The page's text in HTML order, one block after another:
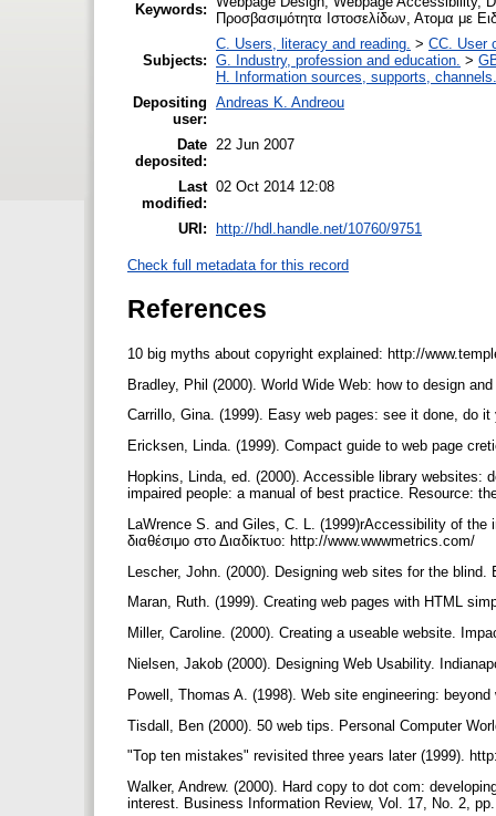
Keywords:
Προσβασιμότητα Ιστοσελίδων, Ατομα με
Subjects:
C. Users, literacy and reading. > CC. User
G. Industry, profession and education. >
H. Information sources, supports, channels.
Depositing
user:
Andreas K. Andreou
Date
deposited:
22 Jun 2007
Last
modified:
02 Oct 2014 12:08
URI: http://hdl.handle.net/10760/9751
Check full metadata for this record
References
10 big myths about copyright explained: http://
Bradley, Phil (2000). World Wide Web: how to design
Carrillo, Gina. (1999). Easy web pages: see it done, do
Ericksen, Linda. (1999). Compact guide to web page
Hopkins, Linda, ed. (2000). Accessible library websites:
impaired people: a manual of best practice. Resource:
LaWrence S. and Giles, C. L. (1999)rAccessibility of
διαθέσιμο στο Διαδίκτυο: http://www.wwwmetrics.com/
Lescher, John. (2000). Designing web sites for the
Maran, Ruth. (1999). Creating web pages with HTML
Miller, Caroline. (2000). Creating a useable website.
Nielsen, Jakob (2000). Designing Web Usability.
Powell, Thomas A. (1998). Web site engineering:
Tisdall, Ben (2000). 50 web tips. Personal Computer
"Top ten mistakes" revisited three years later (1999).
Walker, Andrew. (2000). Hard copy to dot com:
interest. Business Information Review, Vol. 17, No. 2,